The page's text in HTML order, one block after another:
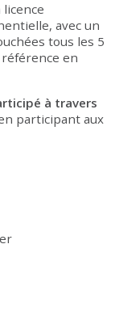
licence
avec un
tous les 5
en
à travers
participant aux